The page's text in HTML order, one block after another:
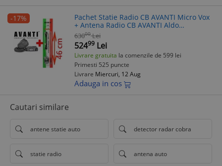
-17%
Pachet Statie Radio CB AVANTI Micro Vox
+ Antena Radio CB AVANTI Aldo
Precalibrata 46cm
63000 Lei
52499 Lei
Livrare gratuita la comenzile de 599 lei
Primesti 525 puncte
Livrare Miercuri, 12 Aug
Adauga in cos
Cautari similare
antene statie auto detector radar cobra
statie radio antena auto